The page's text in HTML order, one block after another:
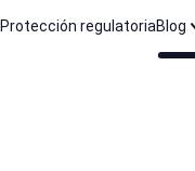
Protección regulatoriaBlog